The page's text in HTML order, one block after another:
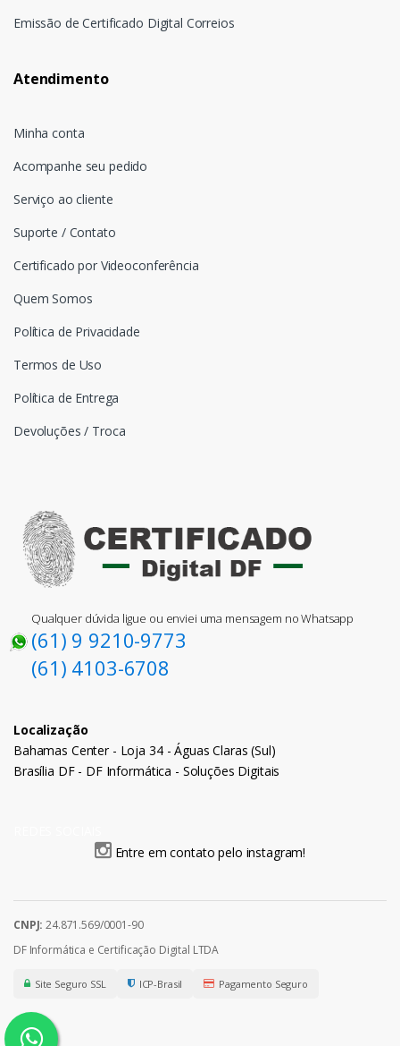
Emissão de Certificado Digital Correios
Atendimento
Minha conta
Acompanhe seu pedido
Serviço ao cliente
Suporte / Contato
Certificado por Videoconferência
Quem Somos
Política de Privacidade
Termos de Uso
Política de Entrega
Devoluções / Troca
Qualquer dúvida ligue ou enviei uma mensagem no Whatsapp
(61) 9 9210-9773
(61) 4103-6708
Localização
Bahamas Center - Loja 34 - Águas Claras (Sul)
Brasília DF - DF Informática - Soluções Digitais
Entre em contato pelo instagram!
CNPJ: 24.871.569/0001-90
DF Informática e Certificação Digital LTDA
Site Seguro SSL ICP-Brasil Pagamento Seguro